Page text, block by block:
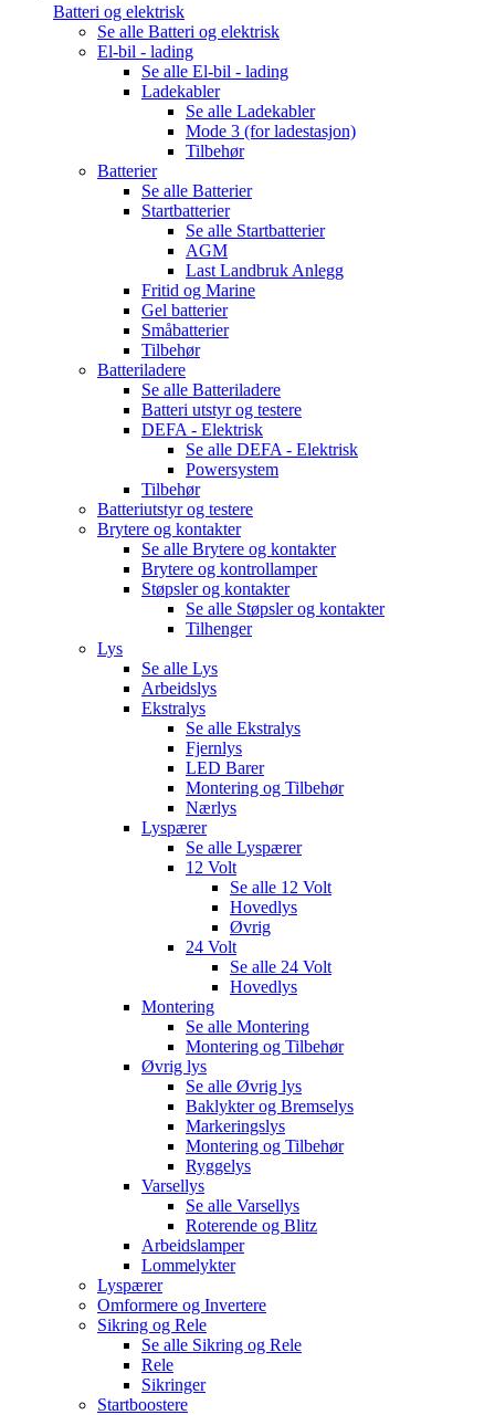
Batteri og elektrisk
Se alle Batteri og elektrisk
El-bil - lading
Se alle El-bil - lading
Ladekabler
Se alle Ladekabler
Mode 3 (for ladestasjon)
Tilbehør
Batterier
Se alle Batterier
Startbatterier
Se alle Startbatterier
AGM
Last Landbruk Anlegg
Fritid og Marine
Gel batterier
Småbatterier
Tilbehør
Batteriladere
Se alle Batteriladere
Batteri utstyr og testere
DEFA - Elektrisk
Se alle DEFA - Elektrisk
Powersystem
Tilbehør
Batteriutstyr og testere
Brytere og kontakter
Se alle Brytere og kontakter
Brytere og kontrollamper
Støpsler og kontakter
Se alle Støpsler og kontakter
Tilhenger
Lys
Se alle Lys
Arbeidslys
Ekstralys
Se alle Ekstralys
Fjernlys
LED Barer
Montering og Tilbehør
Nærlys
Lyspærer
Se alle Lyspærer
12 Volt
Se alle 12 Volt
Hovedlys
Øvrig
24 Volt
Se alle 24 Volt
Hovedlys
Montering
Se alle Montering
Montering og Tilbehør
Øvrig lys
Se alle Øvrig lys
Baklykter og Bremselys
Markeringslys
Montering og Tilbehør
Ryggelys
Varsellys
Se alle Varsellys
Roterende og Blitz
Arbeidslamper
Lommelykter
Lyspærer
Omformere og Invertere
Sikring og Rele
Se alle Sikring og Rele
Rele
Sikringer
Startboostere